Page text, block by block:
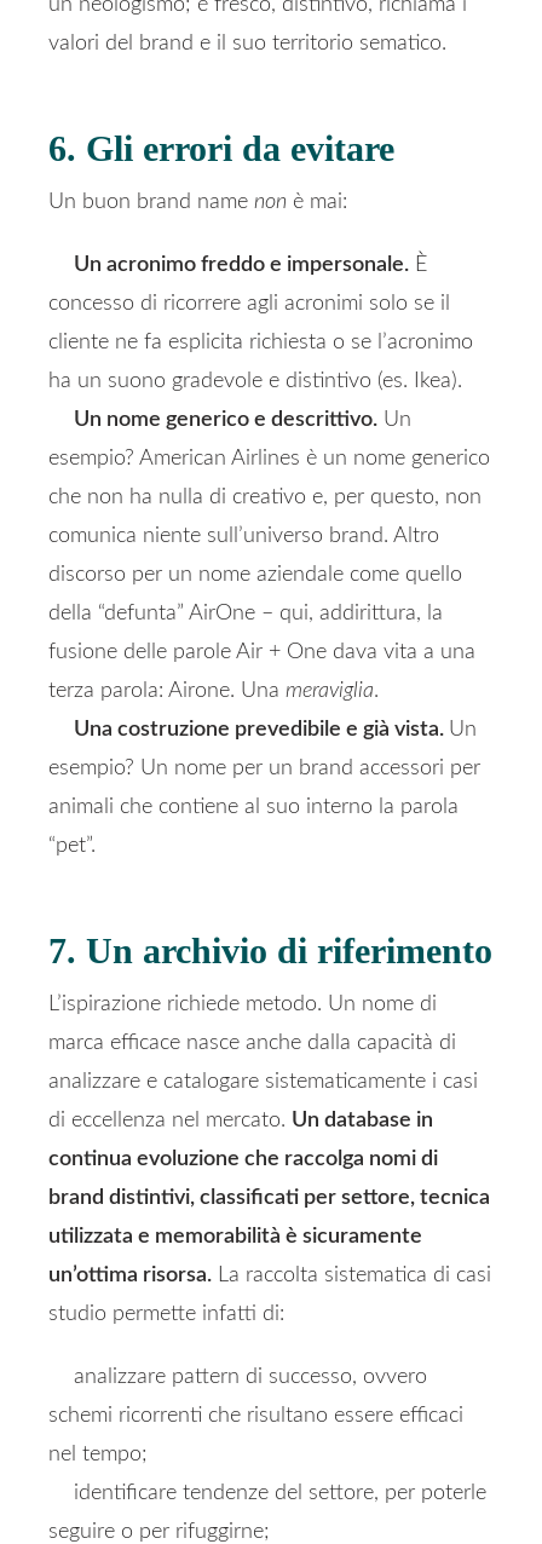
un neologismo; è fresco, distintivo, richiama i
valori del brand e il suo territorio sematico.
6. Gli errori da evitare
Un buon brand name non è mai:
Un acronimo freddo e impersonale. È
concesso di ricorrere agli acronimi solo se il
cliente ne fa esplicita richiesta o se l’acronimo
ha un suono gradevole e distintivo (es. Ikea).
Un nome generico e descrittivo. Un
esempio? American Airlines è un nome generico
che non ha nulla di creativo e, per questo, non
comunica niente sull’universo brand. Altro
discorso per un nome aziendale come quello
della “defunta” AirOne – qui, addirittura, la
fusione delle parole Air + One dava vita a una
terza parola: Airone. Una meraviglia.
Una costruzione prevedibile e già vista. Un
esempio? Un nome per un brand accessori per
animali che contiene al suo interno la parola
“pet”.
7. Un archivio di riferimento
L’ispirazione richiede metodo. Un nome di
marca efficace nasce anche dalla capacità di
analizzare e catalogare sistematicamente i casi
di eccellenza nel mercato. Un database in
continua evoluzione che raccolga nomi di
brand distintivi, classificati per settore, tecnica
utilizzata e memorabilità è sicuramente
un’ottima risorsa. La raccolta sistematica di casi
studio permette infatti di:
analizzare pattern di successo, ovvero
schemi ricorrenti che risultano essere efficaci
nel tempo;
identificare tendenze del settore, per poterle
seguire o per rifuggirne;